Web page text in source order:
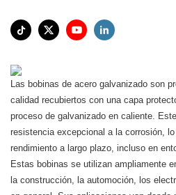
Las bobinas de acero galvanizado son
calidad recubiertos con una capa
proceso de galvanizado en caliente.
resistencia excepcional a la corrosión,
rendimiento a largo plazo, incluso en
Estas bobinas se utilizan ampliamente
la construcción, la automoción, los